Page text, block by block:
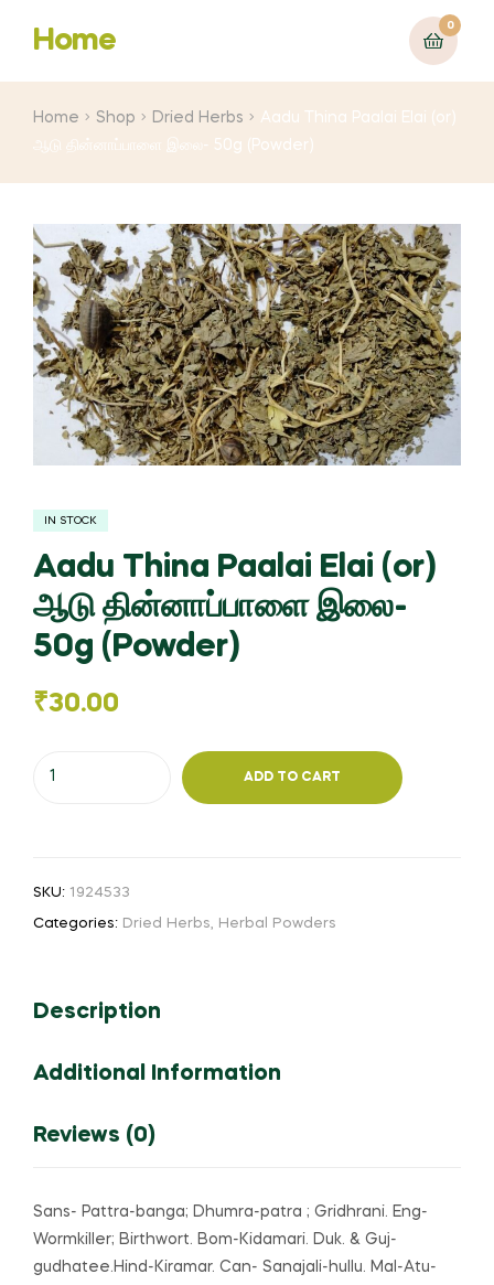
Home
0
Home Shop Dried Herbs
Aadu Thina Paalai Elai (or)
ஆடு தின்னாப்பாளை இலை- 50g (Powder)
IN STOCK
Aadu Thina Paalai Elai (or)
ஆடு தின்னாப்பாளை இலை-
50g (Powder)
₹30.00
ஆடு
தின்னாப்பாளை
(Powder)
ADD TO CART
SKU: 1924533
Categories: Dried Herbs, Herbal Powders
Description
Additional Information
Reviews (0)
Sans- Pattra-banga; Dhumra-patra ; Gridhrani. Eng-
Wormkiller; Birthwort. Bom-Kidamari. Duk. & Guj-
gudhatee.Hind-Kiramar. Can- Sanajali-hullu. Mal-Atu-